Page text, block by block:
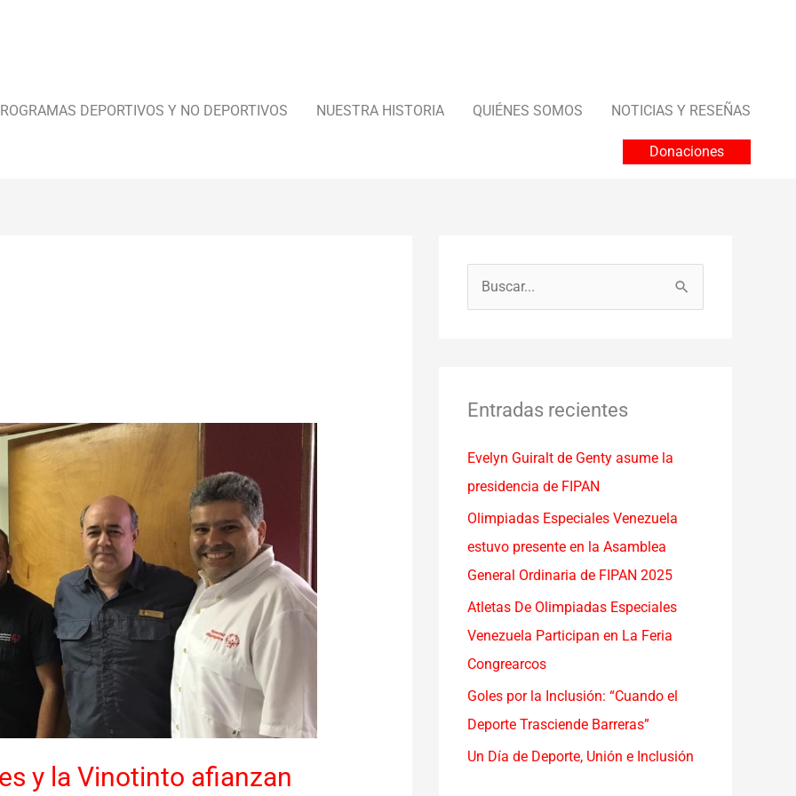
DEPORTIVOS Y NO DEPORTIVOS NUESTRA HISTORIA QUIÉNES SOMOS NOTICIAS Y RESEÑAS
Donaciones
y la Vinotinto afianzan
a
p
o
r
:
Entradas recientes
Evelyn Guiralt de Genty asume la
presidencia de FIPAN
Olimpiadas Especiales Venezuela
estuvo presente en la Asamblea
General Ordinaria de FIPAN 2025
Atletas De Olimpiadas Especiales
Venezuela Participan en La Feria
Congrearcos
Goles por la Inclusión: “Cuando el
Deporte Trasciende Barreras”
Un Día de Deporte, Unión e Inclusión